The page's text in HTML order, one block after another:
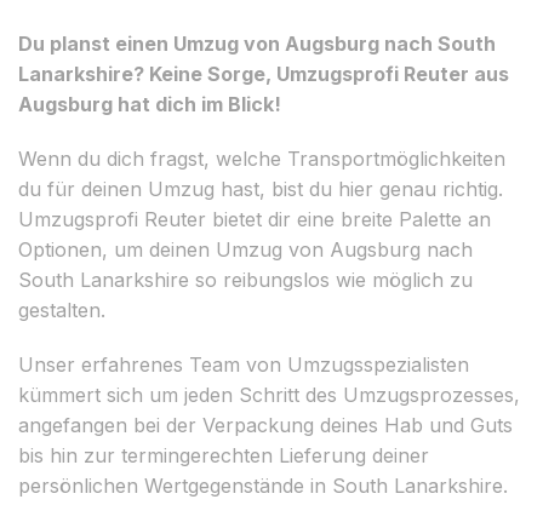
Du planst einen Umzug von Augsburg nach South
Lanarkshire? Keine Sorge, Umzugsprofi Reuter aus
Augsburg hat dich im Blick!
Wenn du dich fragst, welche Transportmöglichkeiten
du für deinen Umzug hast, bist du hier genau richtig.
Umzugsprofi Reuter bietet dir eine breite Palette an
Optionen, um deinen Umzug von Augsburg nach
South Lanarkshire so reibungslos wie möglich zu
gestalten.
Unser erfahrenes Team von Umzugsspezialisten
kümmert sich um jeden Schritt des Umzugsprozesses,
angefangen bei der Verpackung deines Hab und Guts
bis hin zur termingerechten Lieferung deiner
persönlichen Wertgegenstände in South Lanarkshire.